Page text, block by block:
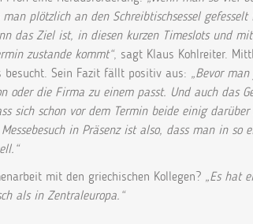
plötzlich an den Schreibtischsessel
das Ziel ist, in diesen kurzen Timeslots und
zustande kommt“, sagt Klaus Kohlreiter.
besucht. Sein Fazit fällt positiv aus: „Bevor
oder die Firma zu einem passt. Und auch das
sich schon vor dem Termin beide einig
in Präsenz ist also, dass man in so
mit den griechischen Kollegen? „Es hat
als in Zentraleuropa.“